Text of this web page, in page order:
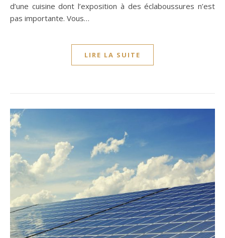
d’une cuisine dont l’exposition à des éclaboussures n’est
pas importante. Vous…
LIRE LA SUITE